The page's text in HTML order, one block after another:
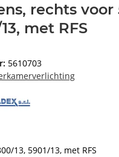
rechts voor
met RFS
5610703
13, 5901/13, met RFS